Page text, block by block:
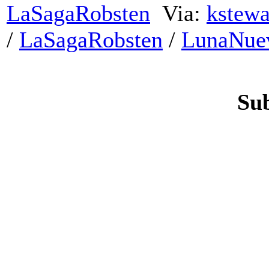
LaSagaRobsten Via:
/ LaSagaRobsten /